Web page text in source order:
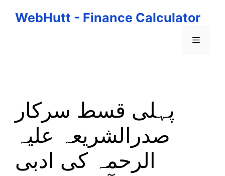
WebHutt - Finance Calculator
Menu
پہلی قسط سرکار
صدرالشریعہ علیہ
الرحمہ کی ادبی